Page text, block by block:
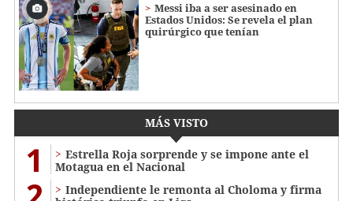
Messi iba a ser asesinado en
Estados Unidos: Se revela el plan
quirúrgico que tenían
MÁS VISTO
1
Estrella Roja sorprende y se impone ante el
Motagua en el Nacional
Independiente le remonta al Choloma y firma